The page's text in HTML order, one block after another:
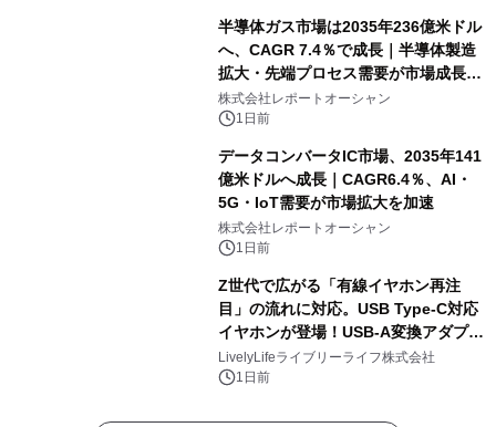
半導体ガス市場は2035年236億米ドル
へ、CAGR 7.4％で成長｜半導体製造
拡大・先端プロセス需要が市場成長を
加速
株式会社レポートオーシャン
1日前
データコンバータIC市場、2035年141
億米ドルへ成長｜CAGR6.4％、AI・
5G・IoT需要が市場拡大を加速
株式会社レポートオーシャン
1日前
Z世代で広がる「有線イヤホン再注
目」の流れに対応。USB Type-C対応
イヤホンが登場！USB-A変換アダプタ
ー付きでスマホからパソコンまで幅広
く活用可能
LivelyLifeライブリーライフ株式会社
1日前